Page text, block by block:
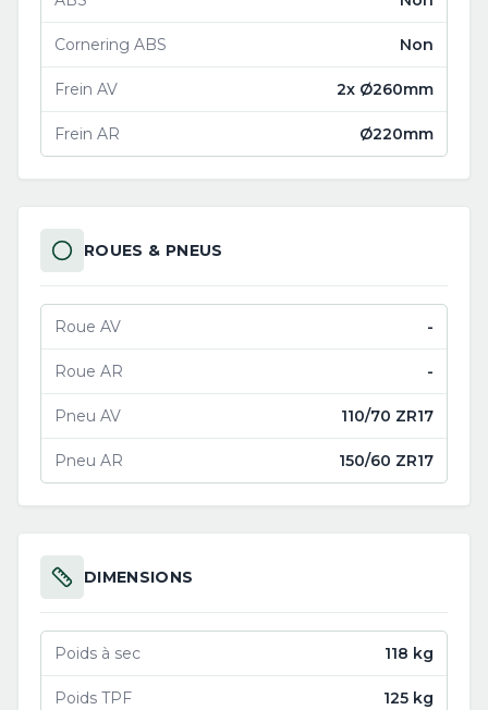
Cornering ABS Non
Frein AV 2x Ø260mm
Frein AR Ø220mm
ROUES & PNEUS
Roue AV -
Roue AR -
Pneu AV 110/70 ZR17
Pneu AR 150/60 ZR17
DIMENSIONS
Poids à sec 118 kg
Poids TPF 125 kg